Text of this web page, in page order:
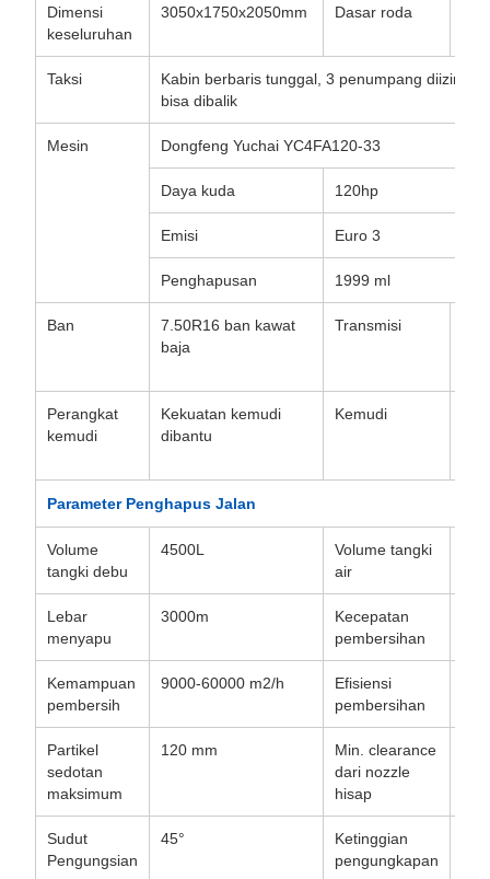
Dimensi
keseluruhan
3050x1750x2050mm Dasar roda
Taksi
Kabin berbaris tunggal, 3 penumpang
bisa dibalik
Mesin Dongfeng Yuchai YC4FA120-33
Daya kuda 120hp
Emisi Euro 3
Penghapusan 1999 ml
Ban
7.50R16 ban kawat
baja
Transmisi
Perangkat
kemudi
Kekuatan kemudi
dibantu
Kemudi
Parameter Penghapus Jalan
Volume
tangki debu
4500L
Volume tangki
air
Lebar
menyapu
3000m
Kecepatan
pembersihan
Kemampuan
pembersih
9000-60000 m2/h
Efisiensi
pembersihan
Partikel
sedotan
maksimum
120 mm
Min. clearance
dari nozzle
hisap
Sudut
Pengungsian
45°
Ketinggian
pengungkapan